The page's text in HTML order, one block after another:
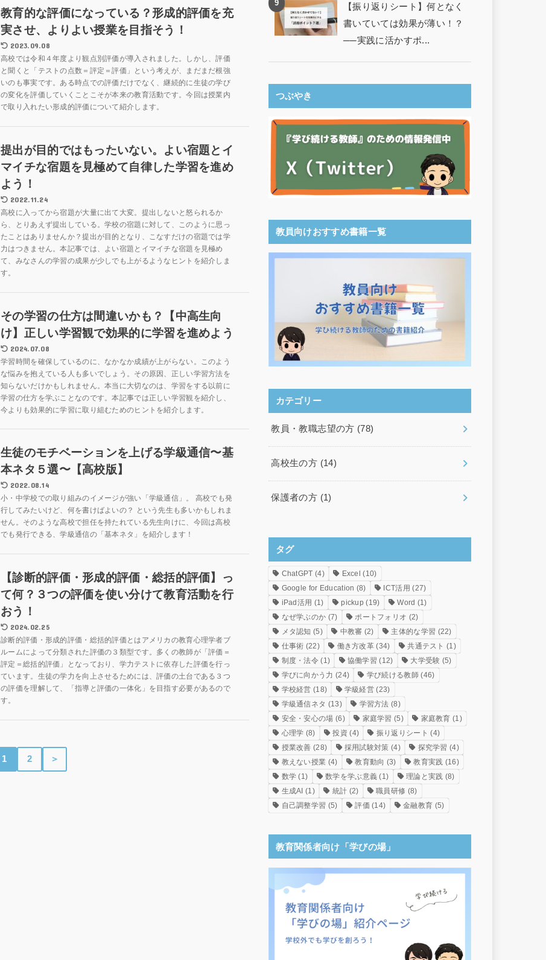
教育的な評価になっている？形成的評価を充
実させ、よりよい授業を目指そう！
2023.09.08
高校では令和４年度より観点別評価が導入されました。しかし、評価
と聞くと「テストの点数＝評定＝評価」という考えが、まだまだ根強
いのも事実です。ある時点での評価だけでなく、継続的に生徒の学び
の変化を評価していくことこそが本来の教育活動です。今回は授業内
で取り入れたい形成的評価について紹介します。
提出が目的ではもったいない。よい宿題とイ
マイチな宿題を見極めて自律した学習を進め
よう！
2022.11.24
高校に入ってから宿題が大量に出て大変。提出しないと怒られるか
ら、とりあえず提出している。学校の宿題に対して、このように思っ
たことはありませんか？提出が目的となり、こなすだけの宿題では学
力はつきません。本記事では、よい宿題とイマイチな宿題を見極め
て、みなさんの学習の成果が少しでも上がるようなヒントを紹介しま
す。
その学習の仕方は間違いかも？【中高生向
け】正しい学習観で効果的に学習を進めよう
2024.07.08
学習時間を確保しているのに、なかなか成績が上がらない。このよう
な悩みを抱えている人も多いでしょう。その原因、正しい学習方法を
知らないだけかもしれません。本当に大切なのは、学習をする以前に
学習の仕方を学ぶことなのです。本記事では正しい学習観を紹介し、
今よりも効果的に学習に取り組むためのヒントを紹介します。
生徒のモチベーションを上げる学級通信〜基
本ネタ５選〜【高校版】
2022.08.14
小・中学校での取り組みのイメージが強い「学級通信」。 高校でも発
行してみたいけど、何を書けばよいの？ という先生も多いかもしれま
せん。そのような高校で担任を持たれている先生向けに、今回は高校
でも発行できる、学級通信の「基本ネタ」を紹介します！
【診断的評価・形成的評価・総括的評価】っ
て何？３つの評価を使い分けて教育活動を行
おう！
2024.02.25
診断的評価・形成的評価・総括的評価とはアメリカの教育心理学者ブ
ルームによって分類された評価の３類型です。多くの教師が「評価＝
評定＝総括的評価」となっており、学力テストに依存した評価を行っ
ています。生徒の学力を向上させるためには、評価の土台である３つ
の評価を理解して、「指導と評価の一体化」を目指す必要があるので
す。
1 2 ＞
【振り返りシート】何となく
書いていては効果が薄い！？
──実践に活かすポ...
つぶやき
教員向けおすすめ書籍一覧
カテゴリー
教員・教職志望の方 (78)
高校生の方 (14)
保護者の方 (1)
タグ
ChatGPT (4) Excel (10)
Google for Education (8) ICT活用 (27)
iPad活用 (1) pickup (19) Word (1)
なぜ学ぶのか (7) ポートフォリオ (2)
メタ認知 (5) 中教審 (2) 主体的な学習 (22)
仕事術 (22) 働き方改革 (34) 共通テスト (1)
制度・法令 (1) 協働学習 (12) 大学受験 (5)
学びに向かう力 (24) 学び続ける教師(46)
学校経営 (18) 学級経営 (23)
学級通信ネタ (13) 学習方法 (8)
安全・安心の場 (6) 家庭学習 (5) 家庭教育 (1)
心理学 (8) 投資 (4) 振り返りシート (4)
授業改善 (28) 採用試験対策 (4) 探究学習 (4)
教えない授業 (4) 教育動向 (3) 教育実践 (16)
数学 (1) 数学を学ぶ意義 (1) 理論と実践 (8)
生成AI (1) 統計 (2) 職員研修 (8)
自己調整学習 (5) 評価 (14) 金融教育 (5)
教育関係者向け「学びの場」